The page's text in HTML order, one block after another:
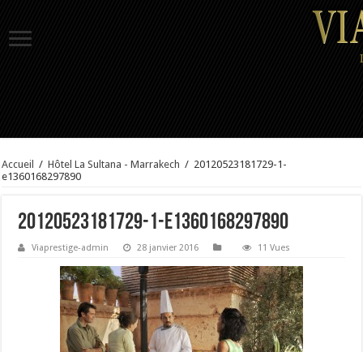
Accueil / Hôtel La Sultana - Marrakech / 20120523181729-1-
e1360168297890
20120523181729-1-e1360168297890
Viaprestige-admin 28 janvier 2016 11 Vues